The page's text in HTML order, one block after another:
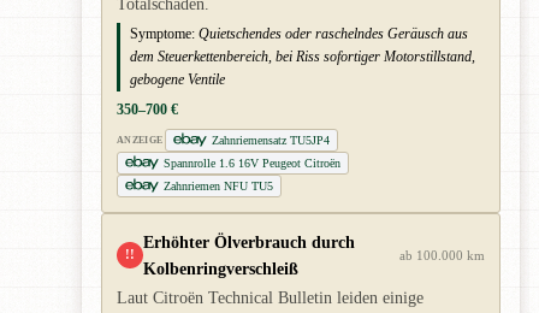
Totalschaden.
Symptome: Quietschendes oder raschelndes Geräusch aus
dem Steuerkettenbereich, bei Riss sofortiger Motorstillstand,
gebogene Ventile
350–700 €
ANZEIGE
Zahnriemensatz TU5JP4
Spannrolle 1.6 16V Peugeot Citroën
Zahnriemen NFU TU5
!!
Erhöhter Ölverbrauch durch
Kolbenringverschleiß
ab 100.000 km
Laut Citroën Technical Bulletin leiden einige